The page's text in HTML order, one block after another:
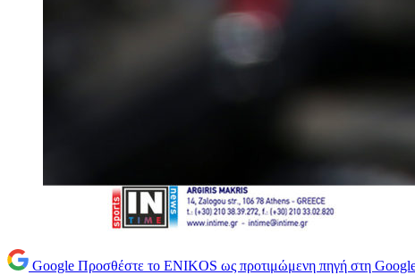
Google Προσθέστε το ENIKOS ως προτιμώμενη πηγή στη